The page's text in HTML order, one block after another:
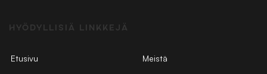
HYÖDYLLISIÄ LINKKEJÄ
Etusivu Meistä